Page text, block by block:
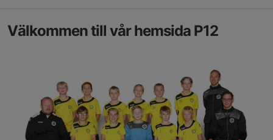
Välkommen till vår hemsida P12